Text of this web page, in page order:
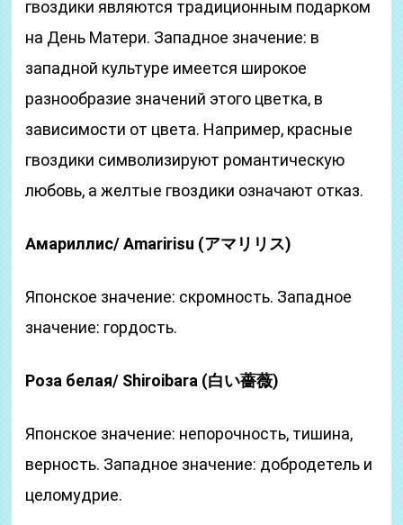
гвоздики являются традиционным подарком
на День Матери. Западное значение: в
западной культуре имеется широкое
разнообразие значений этого цветка, в
зависимости от цвета. Например, красные
гвоздики символизируют романтическую
любовь, а желтые гвоздики означают отказ.
Амариллис/ Amaririsu (アマリリス)
Японское значение: скромность. Западное
значение: гордость.
Роза белая/ Shiroibara (白い薔薇)
Японское значение: непорочность, тишина,
верность. Западное значение: добродетель и
целомудрие.